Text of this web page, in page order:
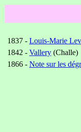
1837 - Louis-Marie
1842 - Vallery (Challe)
1866 - Note sur les